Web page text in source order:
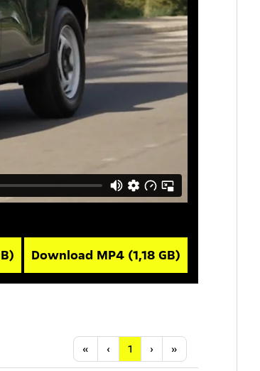
Download MP4 (1,18 GB)
« Anfang
‹ Vorherige
1 ›Nächste
»